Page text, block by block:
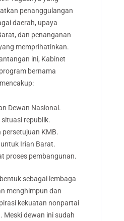
penanggulangan
daerah, upaya
dan penanganan
memprihatinkan.
ini, Kabinet
bernama
Dewan Nasional.
republik.
persetujuan KMB.
Irian Barat.
proses pembangunan.
sebagai lembaga
menghimpun dan
kekuatan nonpartai
Meski dewan ini sudah